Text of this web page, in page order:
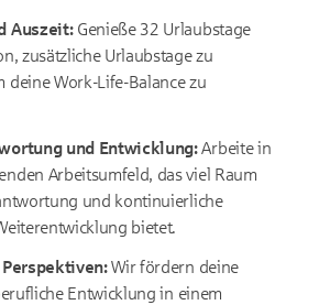
Auszeit:Genieße 32 Urlaubstage
zusätzliche Urlaubstage zu
deine Work-Life-Balance zu
und Entwicklung:Arbeite in
Arbeitsumfeld, das viel Raum
und kontinuierliche
bietet.
Wir fördern deine
Entwicklung in einem